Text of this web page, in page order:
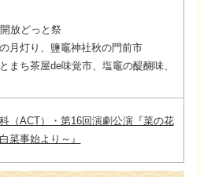
放どっと祭
月灯り、鹽竈神社秋の門前市
まち茶屋de味覚市、塩竈の醍醐味、
（ACT）・第16回演劇公演『菜の花
菜事始より～』